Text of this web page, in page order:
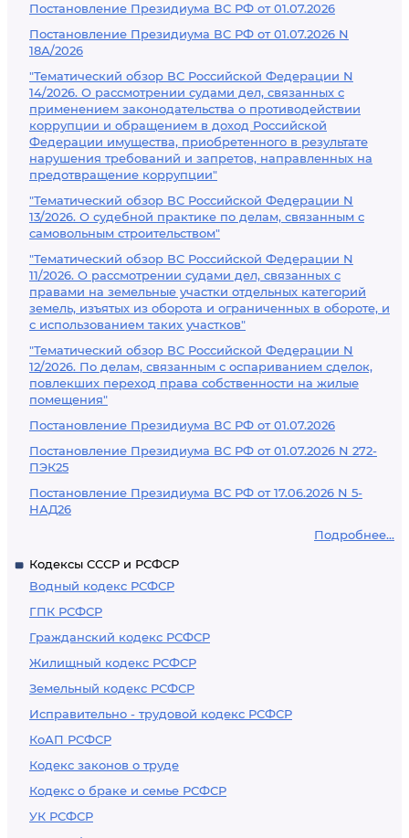
Постановление Президиума ВС РФ от 01.07.2026
Постановление Президиума ВС РФ от 01.07.2026 N
18А/2026
"Тематический обзор ВС Российской Федерации N
14/2026. О рассмотрении судами дел, связанных с
применением законодательства о противодействии
коррупции и обращением в доход Российской
Федерации имущества, приобретенного в результате
нарушения требований и запретов, направленных на
предотвращение коррупции"
"Тематический обзор ВС Российской Федерации N
13/2026. О судебной практике по делам, связанным с
самовольным строительством"
"Тематический обзор ВС Российской Федерации N
11/2026. О рассмотрении судами дел, связанных с
правами на земельные участки отдельных категорий
земель, изъятых из оборота и ограниченных в обороте, и
с использованием таких участков"
"Тематический обзор ВС Российской Федерации N
12/2026. По делам, связанным с оспариванием сделок,
повлекших переход права собственности на жилые
помещения"
Постановление Президиума ВС РФ от 01.07.2026
Постановление Президиума ВС РФ от 01.07.2026 N 272-
ПЭК25
Постановление Президиума ВС РФ от 17.06.2026 N 5-
НАД26
Подробнее...
Кодексы СССР и РСФСР
Водный кодекс РСФСР
ГПК РСФСР
Гражданский кодекс РСФСР
Жилищный кодекс РСФСР
Земельный кодекс РСФСР
Исправительно - трудовой кодекс РСФСР
КоАП РСФСР
Кодекс законов о труде
Кодекс о браке и семье РСФСР
УК РСФСР